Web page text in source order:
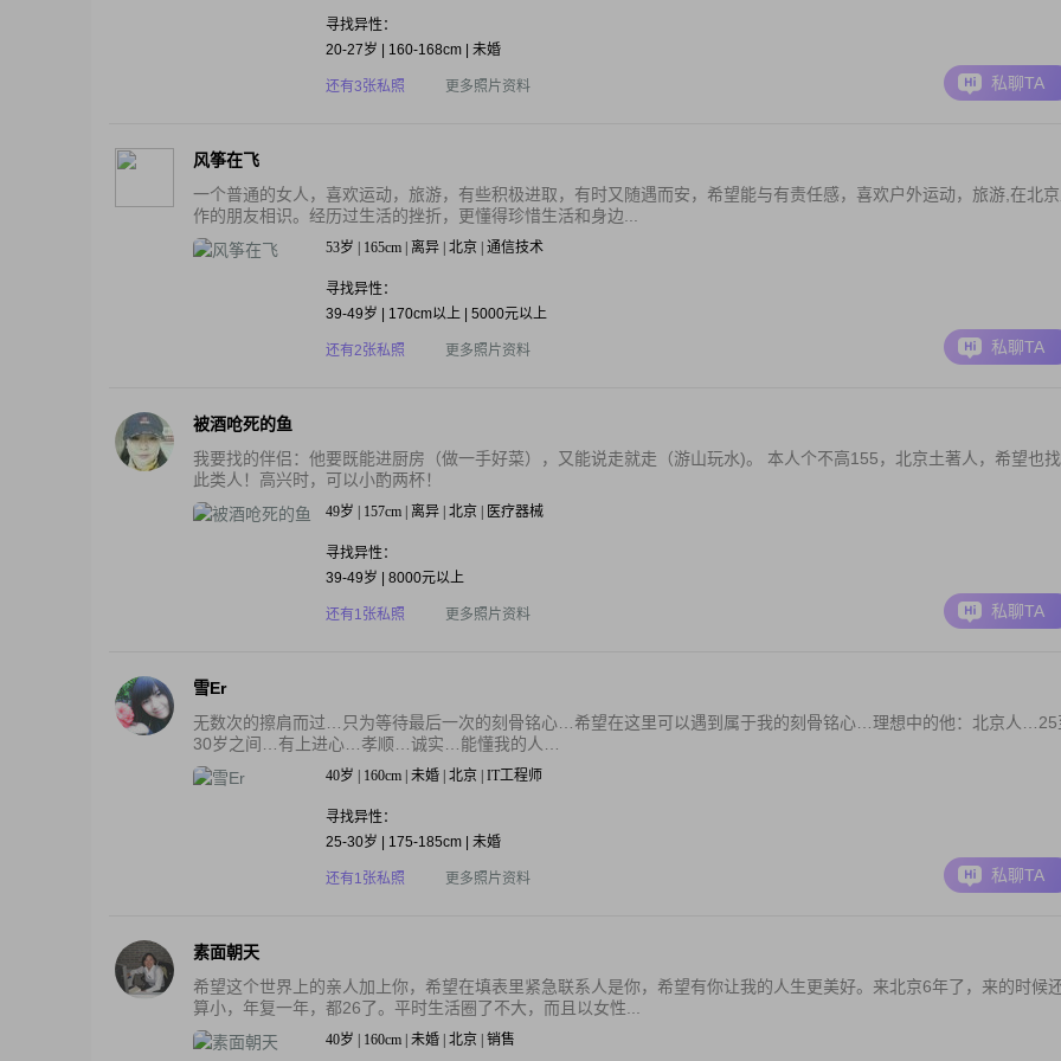
寻找异性：
20-27岁 | 160-168cm | 未婚
还有3张私照 更多照片资料 私聊TA
风筝在飞
一个普通的女人，喜欢运动，旅游，有些积极进取，有时又随遇而安，希望能与有责任感，喜欢户外运动，旅游,在北
作的朋友相识。经历过生活的挫折，更懂得珍惜生活和身边...
53岁 | 165cm | 离异 | 北京 | 通信技术
寻找异性：
39-49岁 | 170cm以上 | 5000元以上
还有2张私照 更多照片资料 私聊TA
被酒呛死的鱼
我要找的伴侣：他要既能进厨房（做一手好菜），又能说走就走（游山玩水)。 本人个不高155，北京土著人，希望也找
此类人！高兴时，可以小酌两杯！
49岁 | 157cm | 离异 | 北京 | 医疗器械
寻找异性：
39-49岁 | 8000元以上
还有1张私照 更多照片资料 私聊TA
雪Er
无数次的擦肩而过…只为等待最后一次的刻骨铭心…希望在这里可以遇到属于我的刻骨铭心…理想中的他：北京人…25
30岁之间…有上进心…孝顺…诚实…能懂我的人…
40岁 | 160cm | 未婚 | 北京 | IT工程师
寻找异性：
25-30岁 | 175-185cm | 未婚
还有1张私照 更多照片资料 私聊TA
素面朝天
希望这个世界上的亲人加上你，希望在填表里紧急联系人是你，希望有你让我的人生更美好。来北京6年了，来的时候
算小，年复一年，都26了。平时生活圈了不大，而且以女性...
40岁 | 160cm | 未婚 | 北京 | 销售